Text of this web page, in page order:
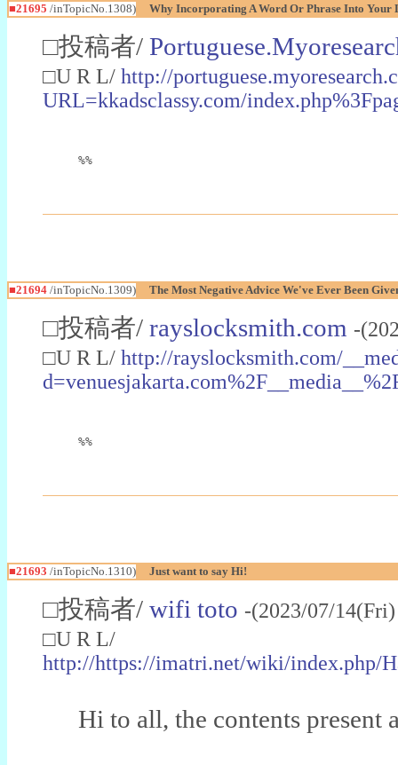
■21695 /inTopicNo.1308) Why Incorporating A Word Or Phrase Into
□投稿者/
□U R L/ http://
URL=kkadsclassy.com/
%%
■21694 /inTopicNo.1309) The Most Negative Advice We've Ever Been
□投稿者/ rayslocksmith.com -
□U R L/ http://rayslocksmith.com/
%%
■21693 /inTopicNo.1310) Just want to say Hi!
□投稿者/ wifi toto -(2023/07/
□U R L/
http://https://imatri.net/wiki/index.php/
Hi to all, the contents